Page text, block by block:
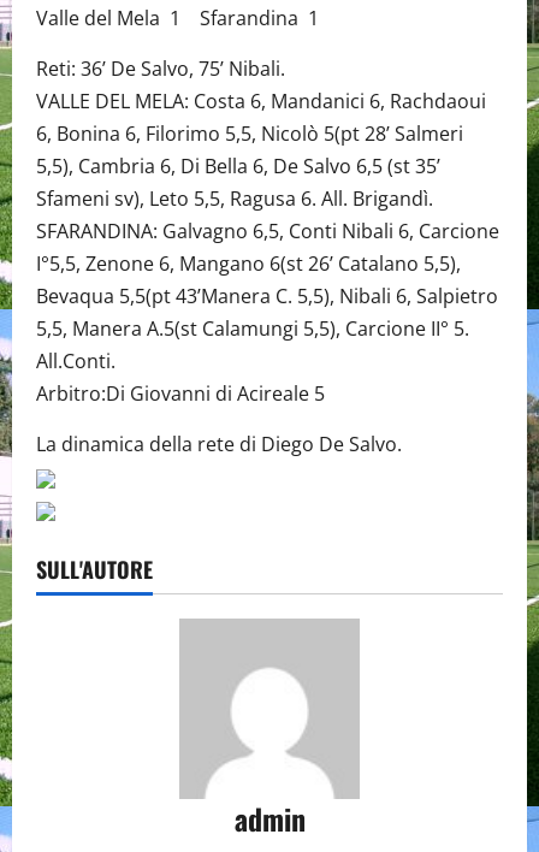
Valle del Mela 1 Sfarandina 1
Reti: 36’ De Salvo, 75’ Nibali.
VALLE DEL MELA: Costa 6, Mandanici 6, Rachdaoui
6, Bonina 6, Filorimo 5,5, Nicolò 5(pt 28’ Salmeri
5,5), Cambria 6, Di Bella 6, De Salvo 6,5 (st 35’
Sfameni sv), Leto 5,5, Ragusa 6. All. Brigandì.
SFARANDINA: Galvagno 6,5, Conti Nibali 6, Carcione
I°5,5, Zenone 6, Mangano 6(st 26’ Catalano 5,5),
Bevaqua 5,5(pt 43’Manera C. 5,5), Nibali 6, Salpietro
5,5, Manera A.5(st Calamungi 5,5), Carcione II° 5.
All.Conti.
Arbitro:Di Giovanni di Acireale 5
La dinamica della rete di Diego De Salvo.
SULL'AUTORE
admin